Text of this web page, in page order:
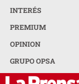
INTERÉS
PREMIUM
OPINION
GRUPO OPSA